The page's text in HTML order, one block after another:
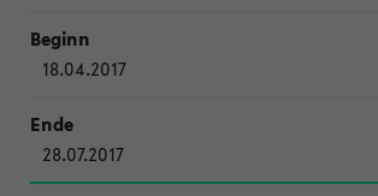
18.04.2017
28.07.2017